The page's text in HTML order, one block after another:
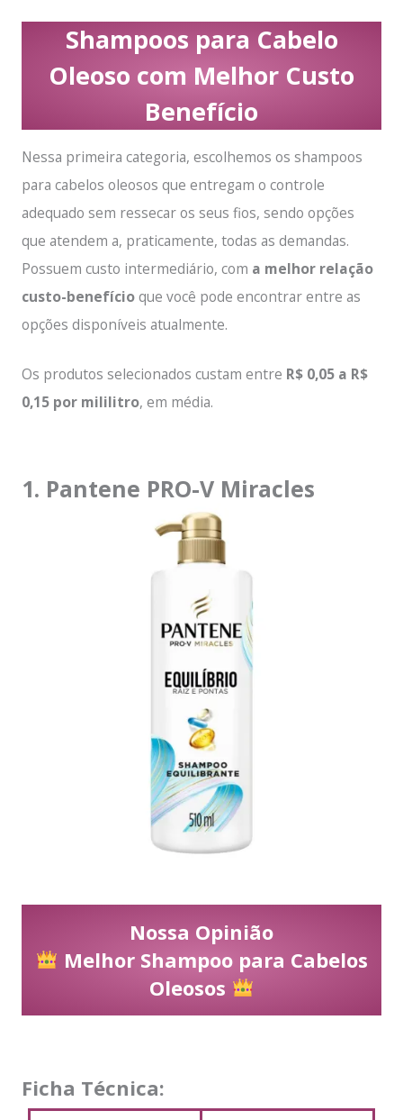
Shampoos para Cabelo
Oleoso com Melhor Custo
Benefício
Nessa primeira categoria, escolhemos os shampoos
para cabelos oleosos que entregam o controle
adequado sem ressecar os seus fios, sendo opções
que atendem a, praticamente, todas as demandas.
Possuem custo intermediário, com a melhor relação
custo-benefícioque você pode encontrar entre as
opções disponíveis atualmente.
Os produtos selecionados custam entre R$ 0,05 a R$
0,15 por mililitro, em média.
1. Pantene PRO-V Miracles
Nossa Opinião
Melhor Shampoo para Cabelos
Oleosos
Ficha Técnica: